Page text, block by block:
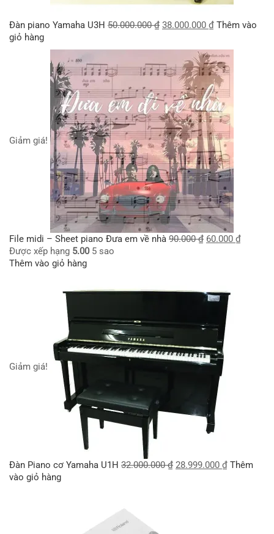
Đàn piano Yamaha U3H 50.000.000₫ 38.000.000 ₫ Thêm vào
giỏ hàng
Giảm giá!
File midi – Sheet piano Đưa em về nhà 90.000₫ 60.000 ₫
Được xếp hạng 5.005 sao
Thêm vào giỏ hàng
Giảm giá!
Đàn Piano cơ Yamaha U1H 32.000.000₫ 28.999.000 ₫ Thêm
vào giỏ hàng